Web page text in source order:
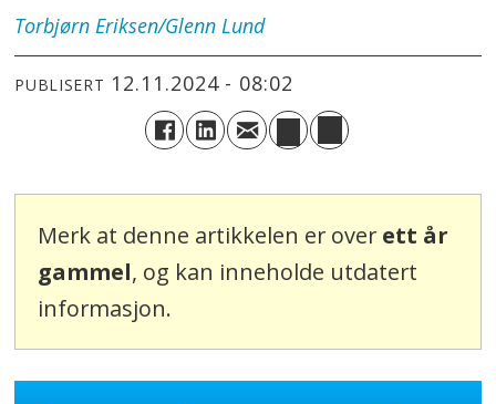
Torbjørn Eriksen/Glenn Lund
PUBLISERT 12.11.2024 - 08:02
Merk at denne artikkelen er over ett år
gammel, og kan inneholde utdatert
informasjon.